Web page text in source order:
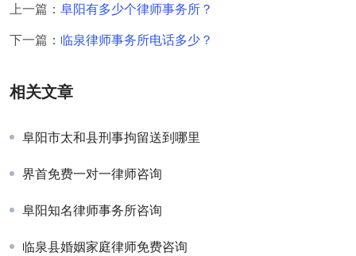
上一篇： 阜阳有多少个律师事务所？
下一篇： 临泉律师事务所电话多少？
相关文章
阜阳市太和县刑事拘留送到哪里
界首免费一对一律师咨询
阜阳知名律师事务所咨询
临泉县婚姻家庭律师免费咨询